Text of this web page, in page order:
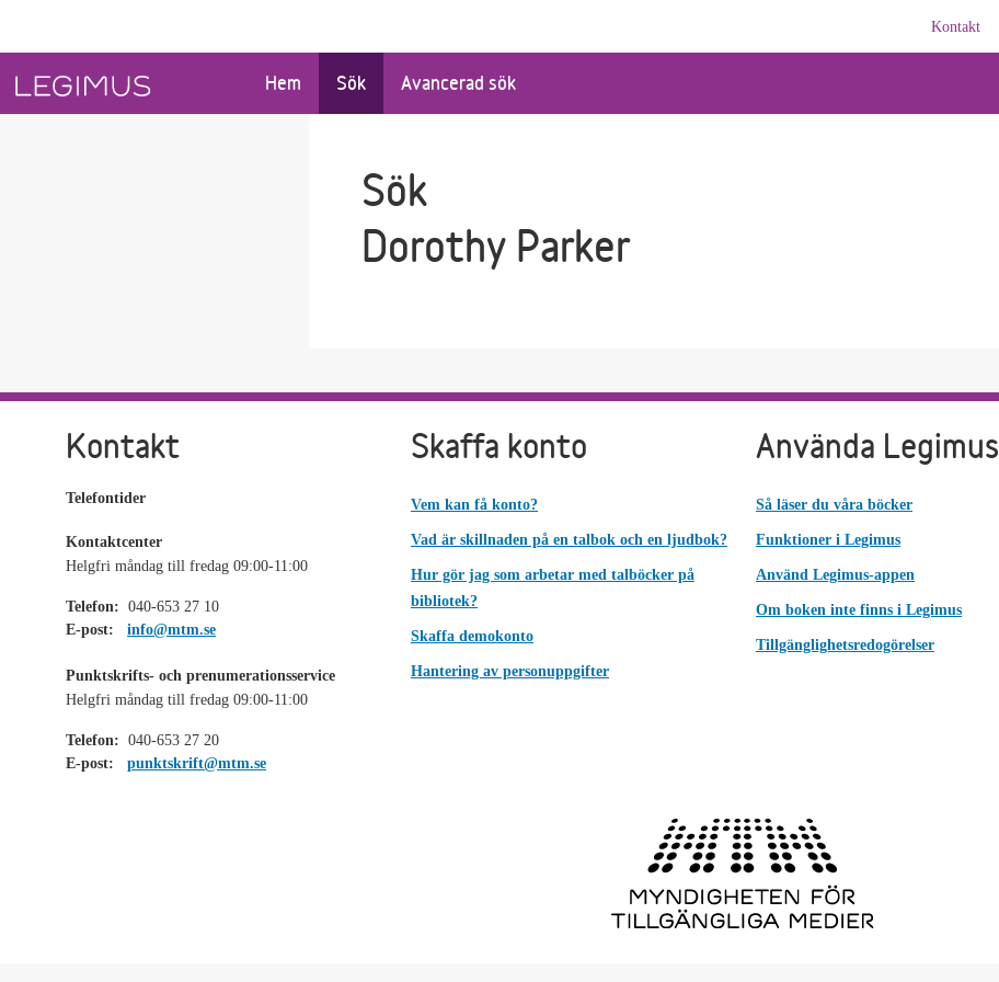
Kontakt
Hem Sök Avancerad sök
Sök
Dorothy Parker
Kontakt
Telefontider
Kontaktcenter
Helgfri måndag till fredag 09:00-11:00
Telefon: 040-653 27 10
E-post:
info@mtm.se
Punktskrifts- och prenumerationsservice
Helgfri måndag till fredag 09:00-11:00
Telefon: 040-653 27 20
E-post:
punktskrift@mtm.se
Skaffa konto
Vem kan få konto?
Vad är skillnaden på en talbok och en ljudbok?
Hur gör jag som arbetar med talböcker på
bibliotek?
Skaffa demokonto
Hantering av personuppgifter
Använda Legimus
Så läser du våra böcker
Funktioner i Legimus
Använd Legimus-appen
Om boken inte finns i Legimus
Tillgänglighetsredogörelser